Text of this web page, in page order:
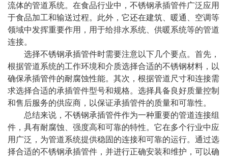
流体的管道系统。在食品行业中，不锈钢承插管件广泛应用
于食品加工和输送过程。此外，它还在建筑、暖通、空调等
领域中发挥重要作用，用于给排水系统、供暖系统等的管道
连接。
选择不锈钢承插管件时需要注意以下几个要点。首先，
根据管道系统的工作环境和介质选择合适的不锈钢材料，以
确保承插管件的耐腐蚀性能。其次，根据管道尺寸和连接需
求选择合适的承插管件型号和规格。选择具备良好质量控制
和售后服务的供应商，以保证承插管件的质量和可靠性。
总结来说，不锈钢承插管件作为一种重要的管道连接组
件，具有耐腐蚀、强度高和可靠的特性。它在多个行业中应
用广泛，为管道系统提供稳固的连接和可靠的运行。通过选
择合适的不锈钢承插管件，并进行正确安装和维护，可以确